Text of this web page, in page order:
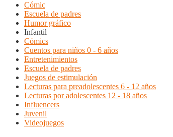
Cómic
Escuela de padres
Humor gráfico
Infantil
Cómics
Cuentos para niños 0 - 6 años
Entretenimientos
Escuela de padres
Juegos de estimulación
Lecturas para preadolescentes 6 - 12 años
Lecturas por adolescentes 12 - 18 años
Influencers
Juvenil
Videojuegos